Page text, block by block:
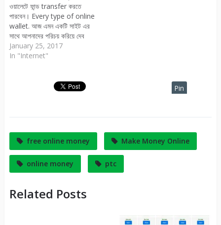
ওয়ালেটে ফান্ড transfer করতে
পারবেন। Every type of online
wallet. আজ এমন একটি সাইট এর
সাথে আপনাদের পরিচয় করিয়ে দেব
যেখানে আপনি একসাথে দুটি কাজ
করতে পারবেন। আয়ও হবে আবার
transfer করতে পারবেন। বুজলেন না
January 25, 2017
In "Internet"
Pin
free online money Make Money Online
online money ptc
Related Posts